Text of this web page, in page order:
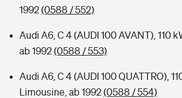
1992(0588 / 552)
Audi A6, C 4 (AUDI 100 AVANT), 110
ab 1992(0588 / 553)
Audi A6, C 4 (AUDI 100 QUATTRO),
Limousine, ab 1992(0588 / 554)